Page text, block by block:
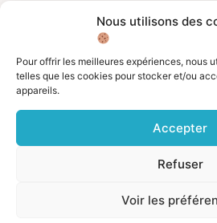
Nous utilisons des
Pour offrir les meilleures expériences, nous
telles que les cookies pour stocker et/ou
appareils.
Accepter
Refuser
Voir les
Les sénateurs
Autre liens
Toutes les ressources
Contactez-nous